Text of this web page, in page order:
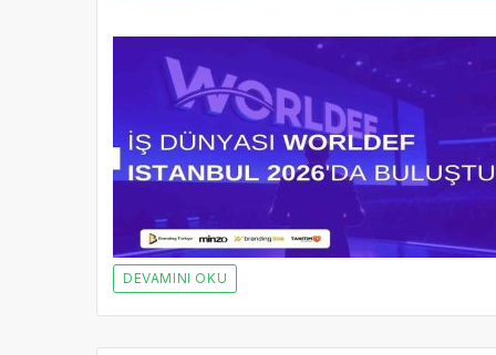
DEVAMINI OKU